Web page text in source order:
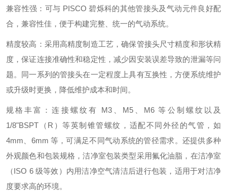
兼容性强：可与 PISCO 碧烁科的其他管接头及气动元件良好配
合，兼容性佳，便于构建完整、统一的气动系统。
精度较高：采用高精度制造工艺，确保管接头尺寸精度和形状精
度，保证连接准确性和稳定性，减少因安装误差导致的泄漏等问
题。同一系列的管接头在一定程度上具有互换性，方便系统维护
或升级时更换，降低维护成本和时间。
规格丰富：连接螺纹有 M3、M5、M6 等公制螺纹以及
1/8"BSPT（R）等英制锥管螺纹，适配不同外径的气管，如
4mm、6mm 等，可满足不同气动系统的管径需求。还提供多种
外观颜色和包装规格，洁净室包装类型采用氟化油脂，在洁净室
（ISO 6 级等效）内用洁净空气清洁后进行包装，适用于对洁净
度要求高的环境。